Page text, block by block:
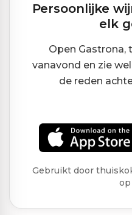
Persoonlijke
elk
Open Gastrona,
vanavond en zie
de reden
Gebruikt door